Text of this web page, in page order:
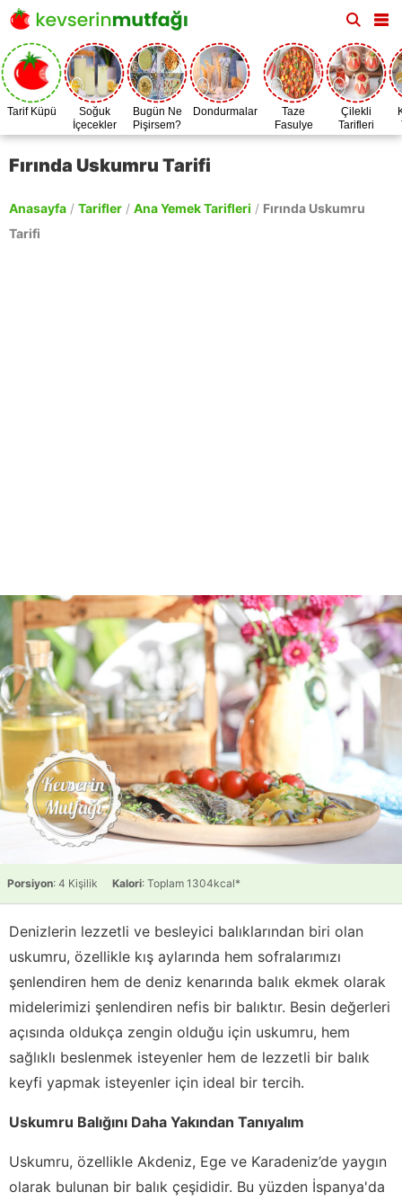
Tarif Küpü
Soğuk
İçecekler
Bugün Ne
Pişirsem?
Dondurmalar
Taze
Fasulye
Zamanı
Çilekli
Tarifleri
Fırında Uskumru Tarifi
Anasayfa / Tarifler / Ana Yemek Tarifleri / Fırında Uskumru
Tarifi
Porsiyon: 4 Kişilik Kalori: Toplam 1304kcal*
Denizlerin lezzetli ve besleyici balıklarından biri olan
uskumru, özellikle kış aylarında hem sofralarımızı
şenlendiren hem de deniz kenarında balık ekmek olarak
midelerimizi şenlendiren nefis bir balıktır. Besin değerleri
açısında oldukça zengin olduğu için uskumru, hem
sağlıklı beslenmek isteyenler hem de lezzetli bir balık
keyfi yapmak isteyenler için ideal bir tercih.
Uskumru Balığını Daha Yakından Tanıyalım
Uskumru, özellikle Akdeniz, Ege ve Karadeniz’de yaygın
olarak bulunan bir balık çeşididir. Bu yüzden İspanya'da